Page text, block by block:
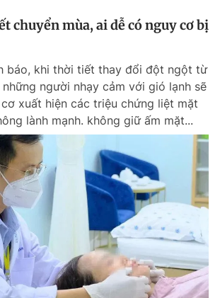
chuyển mùa, ai dễ có nguy cơ bị
báo, khi thời tiết thay đổi đột ngột từ
những người nhạy cảm với gió lạnh sẽ
xuất hiện các triệu chứng liệt mặt
lành mạnh. không giữ ấm mặt...